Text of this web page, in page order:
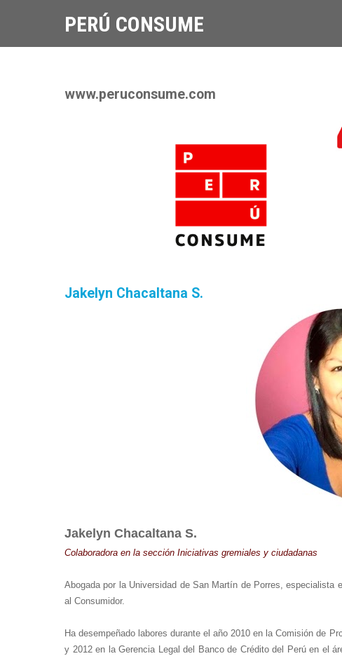
PERÚ CONSUME
www.peruconsume.com
Jakelyn Chacaltana S.
Jakelyn Chacaltana S.
Colaboradora en la sección Iniciativas gremiales y ciudadanas
Abogada por la Universidad de San Martín de Porres,
al Consumidor.
Ha desempeñado labores durante el año 2010 en la Comisión de
y 2012 en la Gerencia Legal del Banco de Crédito del Perú en el